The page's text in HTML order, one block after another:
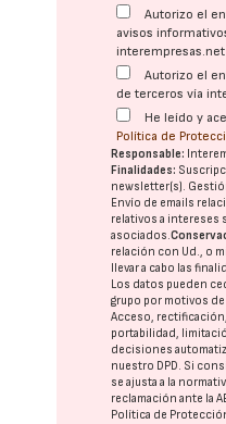
Autorizo el
avisos
interempresas.net
Autorizo el
de terceros vía
He leído y
Política de
Responsable:
Finalidades:
newsletter(s).
Envío de emails
relativos a intereses
asociados.
relación con Ud., o
llevar a cabo las
Los datos pueden
grupo por motivos
Acceso,
portabilidad,
decisiones
nuestro DPD. Si
se ajusta a la
reclamación ante la
Política de